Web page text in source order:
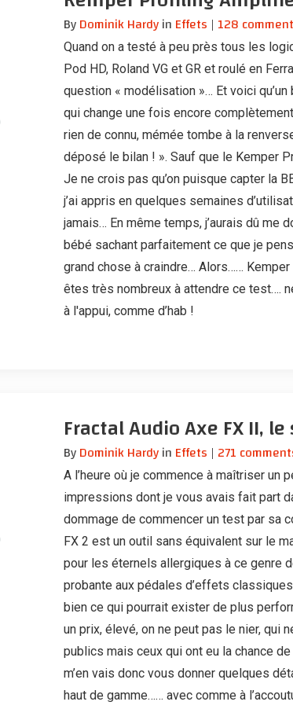
ByDominik Hardyin Effets | 128
Quand on a testé à peu près tous les
Pod HD, Roland VG et GR et roulé en
question « modélisation »… Et voici
qui change une fois encore
rien de connu, mémée tombe à la
déposé le bilan ! ». Sauf que le Kemper
Je ne crois pas qu’on puisque capter la
j’ai appris en quelques semaines
jamais… En même temps, j’aurais dû me
bébé sachant parfaitement ce que je
grand chose à craindre… Alors……
êtes très nombreux à attendre ce test….
à l'appui, comme d’hab !
Fractal Audio Axe FX II,
ByDominik Hardyin Effets | 271
A l’heure où je commence à maîtriser un
impressions dont je vous avais fait part
dommage de commencer un test par sa
FX 2 est un outil sans équivalent sur le
pour les éternels allergiques à ce genre
probante aux pédales d’effets
bien ce qui pourrait exister de plus
un prix, élevé, on ne peut pas le nier, qui
publics mais ceux qui ont eu la chance
m’en vais donc vous donner quelques
haut de gamme…… avec comme à